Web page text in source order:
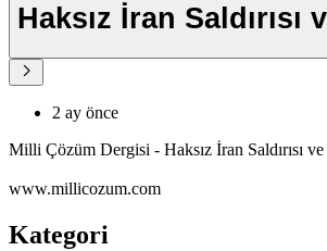
Haksız İran Saldırısı
2 ay önce
Milli Çözüm Dergisi - Haksız İran Saldırısı ve
www.millicozum.com
Kategori